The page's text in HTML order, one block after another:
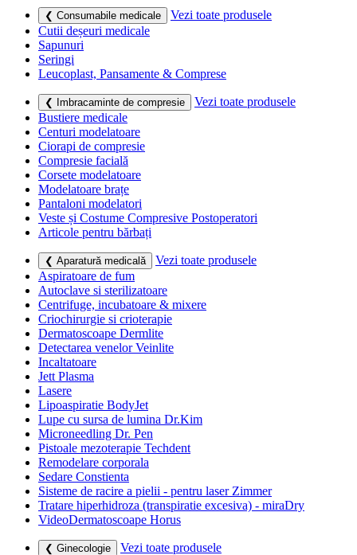
❮ Consumabile medicale
Vezi toate produsele
Cutii deșeuri medicale
Sapunuri
Seringi
Leucoplast, Pansamente & Comprese
❮ Imbracaminte de compresie
Vezi toate produsele
Bustiere medicale
Centuri modelatoare
Ciorapi de compresie
Compresie facială
Corsete modelatoare
Modelatoare brațe
Pantaloni modelatori
Veste și Costume Compresive Postoperatori
Articole pentru bărbați
❮ Aparatură medicală
Vezi toate produsele
Aspiratoare de fum
Autoclave si sterilizatoare
Centrifuge, incubatoare & mixere
Criochirurgie si crioterapie
Dermatoscoape Dermlite
Detectarea venelor Veinlite
Incaltatoare
Jett Plasma
Lasere
Lipoaspiratie BodyJet
Lupe cu sursa de lumina Dr.Kim
Microneedling Dr. Pen
Pistoale mezoterapie Techdent
Remodelare corporala
Sedare Constienta
Sisteme de racire a pielii - pentru laser Zimmer
Tratare hiperhidroza (transpiratie excesiva) - miraDry
VideoDermatoscoape Horus
❮ Ginecologie
Vezi toate produsele